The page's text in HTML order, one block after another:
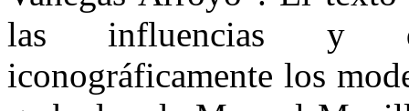
las influencias y
iconográficamente los